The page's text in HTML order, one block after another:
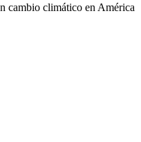
cambio climático en América